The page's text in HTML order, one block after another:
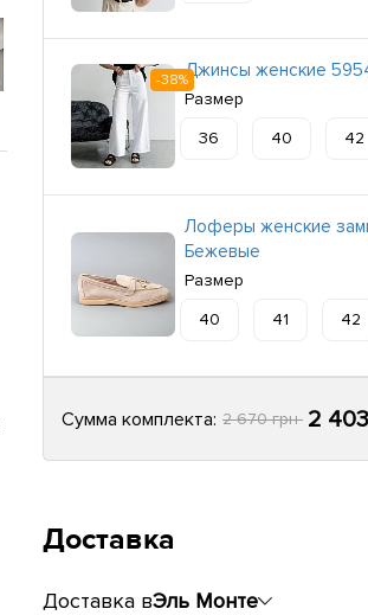
-38%Джинсы женские
Размер
36
40 42
Лоферы женские
Бежевые
Размер
40
41 42
Сумма комплекта: 2 670 грн 2
Доставка
Доставка вЭль Монте